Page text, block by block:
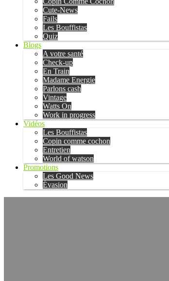
Cute-News
Fails
Les Bouffistas
Quiz
Blogs
A votre santé
Check-up
En Train
Madame Energie
Parlons cash
Vintage
Watts On
Work in progress
Vidéos
Les Bouffistas
Copin comme cochon
Entretien
World of watson
Promotions
Les Good News
Évasion